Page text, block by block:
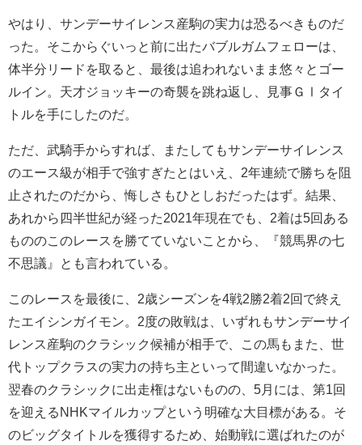
やはり、サンデーサイレンス産駒の実力は恐るべきものだ
った。そこからぐいっと前に出たバブルガムフェローは、
体半分リードを取ると、最後は追われないまま悠々とゴー
ルイン。天才ジョッキーの奇襲を跳ね返し、見事ＧⅠタイ
トルを手にしたのだ。
ただ、武騎手からすれば、またしてもサンデーサイレンス
のエース級が相手で強すぎたとはいえ、2年連続で勝ちを阻
止されたのだから、悔しさもひとしおだったはず。結果、
あれから四半世紀が経った2021年現在でも、2着は5回ある
もののこのレースを勝てていないことから、『競馬界の七
不思議』とも言われている。
このレースを最後に、2歳シーズンを4戦2勝2着2回で終え
たエイシンガイモン。2度の敗戦は、いずれもサンデーサイ
レンス産駒のクラシック候補が相手で、この馬もまた、世
代トップクラスの実力の持ち主といって間違いなかった。
翌春のクラシックに出走権はないものの、5月には、第1回
を迎えるNHKマイルカップという明確な大目標がある。そ
のビッグタイトルを獲得するため、始動戦に選ばれたのが